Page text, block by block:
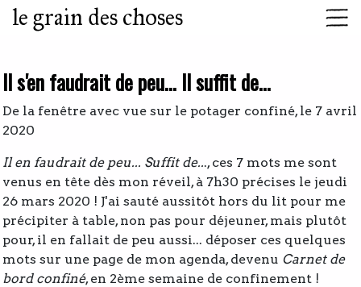
le grain des choses
Il s'en faudrait de peu... Il suffit de...
De la fenêtre avec vue sur le potager confiné, le 7 avril
2020
Il en faudrait de peu... Suffit de..., ces 7 mots me sont
venus en tête dès mon réveil, à 7h30 précises le jeudi
26 mars 2020 ! J'ai sauté aussitôt hors du lit pour me
précipiter à table, non pas pour déjeuner, mais plutôt
pour, il en fallait de peu aussi... déposer ces quelques
mots sur une page de mon agenda, devenu Carnet de
bord confiné, en 2ème semaine de confinement !